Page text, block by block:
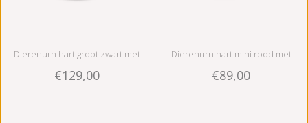
Dierenurn hart groot zwart met
pootafdrukken - messing
€129,00
Dierenurn hart mini rood met
pootafdrukken - messing
€89,00